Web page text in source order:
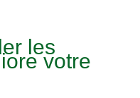
les
votre